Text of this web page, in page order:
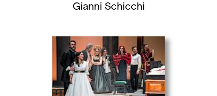
Gianni Schicchi